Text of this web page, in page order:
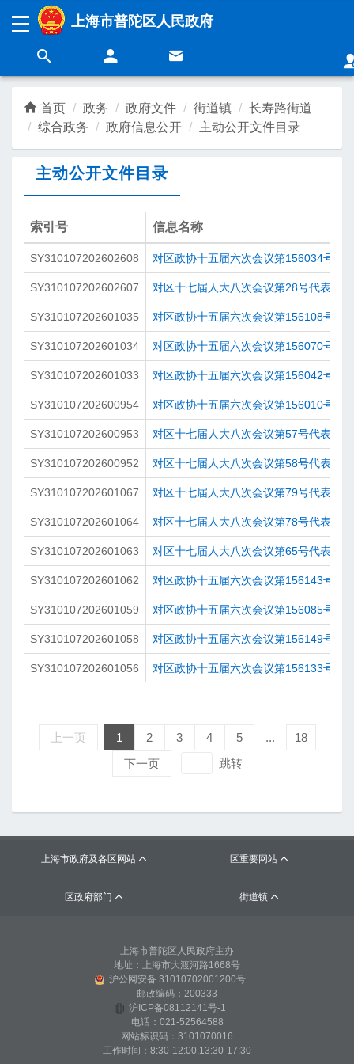
无障碍操作说明
上海城市精神：
民生 互动
上海市普陀区人民政府
首页 政务 政府文件 街道镇
长寿路街道
综合政务
政府信息公开 主动公开文件目录
主动公开文件目录
索引号 信息名称
SY310107202602608 对区政协十五届六次会议第156034号提
SY310107202602607 对区十七届人大八次会议第28号代表建
SY310107202601035 对区政协十五届六次会议第156108号提
SY310107202601034 对区政协十五届六次会议第156070号提
SY310107202601033 对区政协十五届六次会议第156042号提
SY310107202600954 对区政协十五届六次会议第156010号提
SY310107202600953 对区十七届人大八次会议第57号代表建
SY310107202600952 对区十七届人大八次会议第58号代表建
SY310107202601067 对区十七届人大八次会议第79号代表建
SY310107202601064 对区十七届人大八次会议第78号代表建
SY310107202601063 对区十七届人大八次会议第65号代表建
SY310107202601062 对区政协十五届六次会议第156143号提
SY310107202601059 对区政协十五届六次会议第156085号提
SY310107202601058 对区政协十五届六次会议第156149号提
SY310107202601056 对区政协十五届六次会议第156133号提
上一页 1 2 3 4 5 ...
18
下一页
跳转
上海市政府及各区网站  区重要网站 
区政府部门  街道镇 
上海市普陀区人民政府主办
地址：上海市大渡河路1668号
沪公网安备 31010702001200号
邮政编码：200333
沪ICP备08112141号-1
电话：021-52564588
网站标识码：3101070016
工作时间：8:30-12:00,13:30-17:30